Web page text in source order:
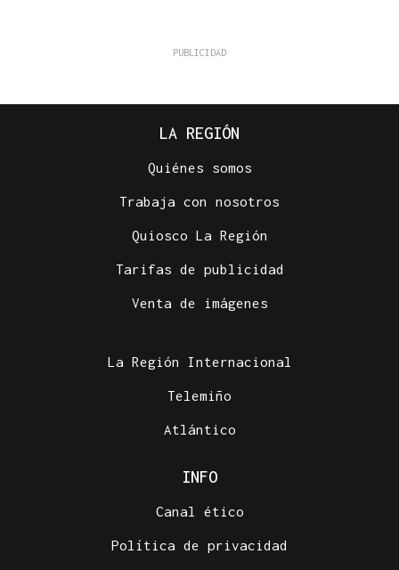
LA REGIÓN
Quiénes somos
Trabaja con nosotros
Quiosco La Región
Tarifas de publicidad
Venta de imágenes
La Región Internacional
Telemiño
Atlántico
INFO
Canal ético
Política de privacidad